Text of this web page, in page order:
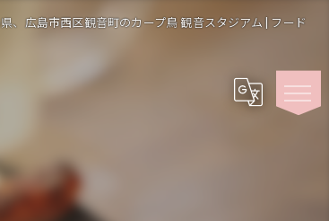
、広島市西区観音町のカープ鳥 観音スタジアム | フード